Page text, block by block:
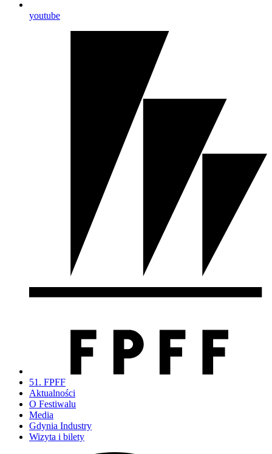
youtube
51. FPFF
Aktualności
O Festiwalu
Media
Gdynia Industry
Wizyta i bilety